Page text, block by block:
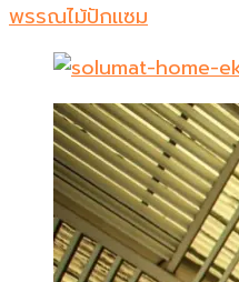
พรรณไม้ปักเเซม